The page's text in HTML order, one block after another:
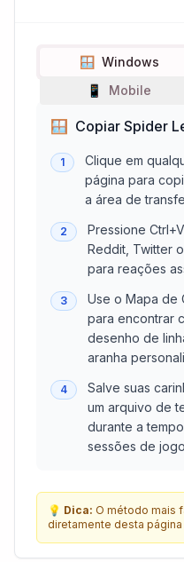
🪟 Windows
📱
Mobile
🪟 Copiar Spider
1
Clique em
página para
a área de
2
Pressione
Reddit, Twitter
para reações
3
Use o Mapa de
para encontrar
desenho de
aranha
4
Salve suas
um arquivo de
durante a
sessões de
💡 Dica: O método mais
diretamente desta